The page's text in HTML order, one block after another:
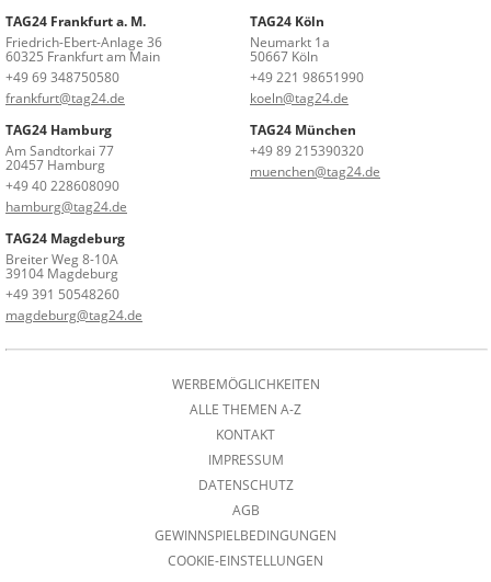
TAG24 Frankfurt a. M.
Friedrich-Ebert-Anlage 36
60325 Frankfurt am Main
+49 69 348750580
frankfurt@tag24.de
TAG24 Köln
Neumarkt 1a
50667 Köln
+49 221 98651990
koeln@tag24.de
TAG24 Hamburg
Am Sandtorkai 77
20457 Hamburg
+49 40 228608090
hamburg@tag24.de
TAG24 München
+49 89 215390320
muenchen@tag24.de
TAG24 Magdeburg
Breiter Weg 8-10A
39104 Magdeburg
+49 391 50548260
magdeburg@tag24.de
WERBEMÖGLICHKEITEN
ALLE THEMEN A-Z
KONTAKT
IMPRESSUM
DATENSCHUTZ
AGB
GEWINNSPIELBEDINGUNGEN
COOKIE-EINSTELLUNGEN